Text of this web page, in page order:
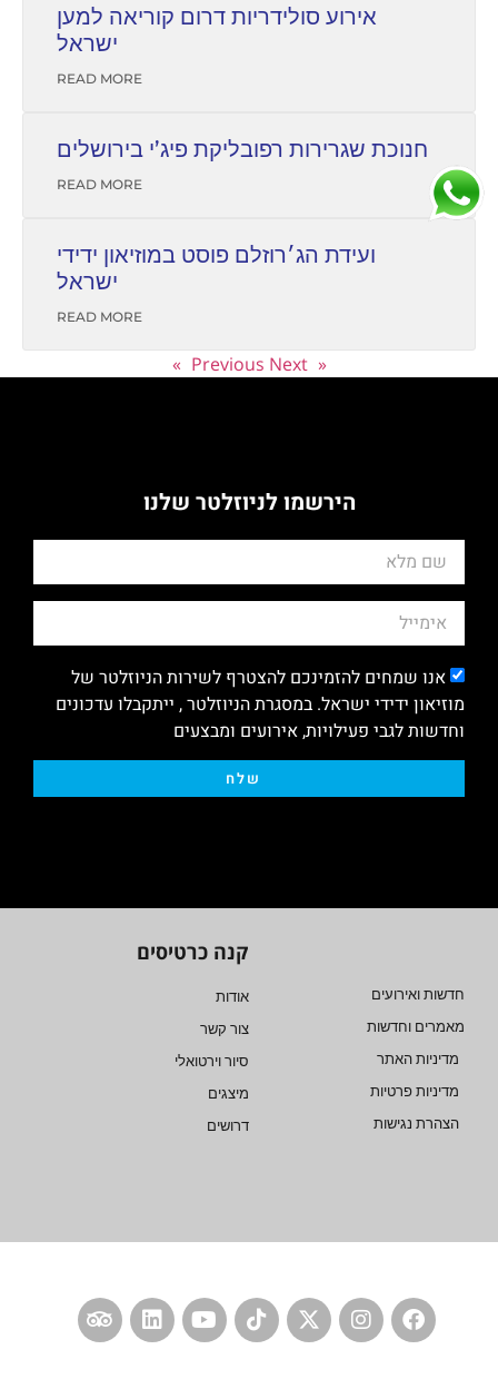
אירוע סולידריות דרום קוריאה למען
ישראל
READ MORE
חנוכת שגרירות רפובליקת פיג’י בירושלים
READ MORE
ועידת הג׳רוזלם פוסט במוזיאון ידידי
ישראל
READ MORE
« Previous
Next »
הירשמו לניוזלטר שלנו
אנו שמחים להזמינכם להצטרף לשירות הניוזלטר של
מוזיאון ידידי ישראל. במסגרת הניוזלטר , ייתקבלו עדכונים
וחדשות לגבי פעילויות, אירועים ומבצעים
שלח
חדשות ואירועים
מאמרים וחדשות
מדיניות האתר
מדיניות פרטיות
הצהרת נגישות
קנה כרטיסים
אודות
צור קשר
סיור וירטואלי
מיצגים
דרושים